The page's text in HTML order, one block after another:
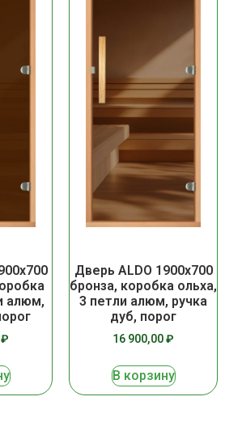
алюм,
₽
Дверь ALDO 1900х700
бронза, коробка ольха,
3 петли алюм, ручка
дуб, порог
16 900,00₽
В корзину